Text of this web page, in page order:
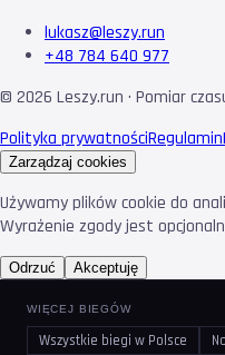
lukasz@leszy.run
+48 784 640 977
© 2026 Leszy.run · Pomiar
Polityka prywatnościRegulamin
Zarządzaj cookies
Używamy plików cookie do
Wyrażenie zgody jest
Odrzuć Akceptuję
WIĘCEJ BIEGÓW
Wszystkie biegi w Polsce